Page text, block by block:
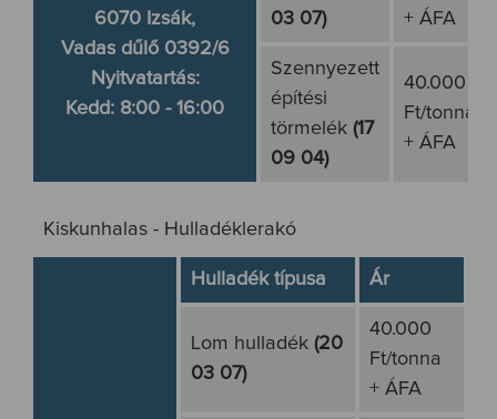
6070 Izsák,
Vadas dűlő 0392/6
Nyitvatartás:
Kedd: 8:00 - 16:00
03 07)
+ ÁFA
Szennyezett
építési
törmelék (17
09 04)
40.000
Ft/tonna
+ ÁFA
Kiskunhalas - Hulladéklerakó
Hulladék típusa Ár
Lom hulladék (20
03 07)
40.000
Ft/tonna
+ ÁFA